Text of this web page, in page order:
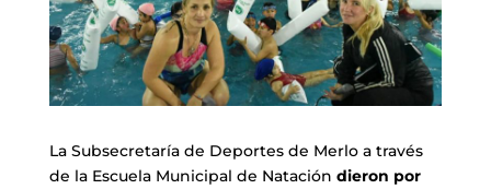
La Subsecretaría de Deportes de Merlo a través
de la Escuela Municipal de Natación dieron por